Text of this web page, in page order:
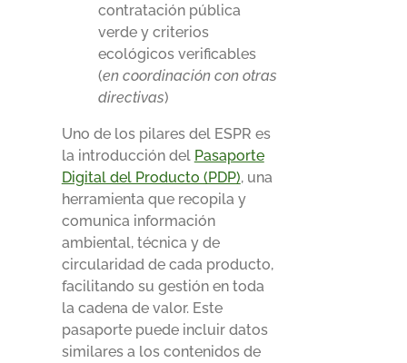
contratación pública
verde y criterios
ecológicos verificables
(en coordinación con otras
directivas)
Uno de los pilares del ESPR es
la introducción del Pasaporte
Digital del Producto (PDP), una
herramienta que recopila y
comunica información
ambiental, técnica y de
circularidad de cada producto,
facilitando su gestión en toda
la cadena de valor. Este
pasaporte puede incluir datos
similares a los contenidos de